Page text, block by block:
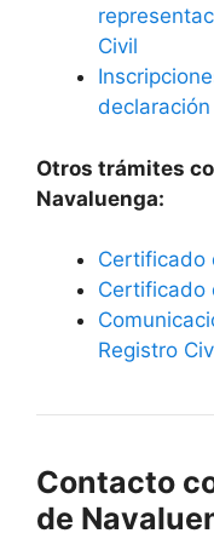
Civil
Otros trámites
Navaluenga:
Certificado
Certificado
Registro
Contacto
de